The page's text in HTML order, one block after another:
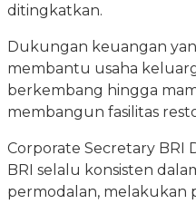
ditingkatkan.
Dukungan keuangan
membantu usaha
berkembang hingga
membangun fasilitas
Corporate Secretary
BRI selalu konsisten
permodalan, melakukan